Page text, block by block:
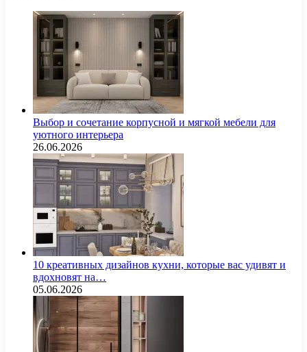
Выбор и сочетание корпусной и мягкой мебели для
уютного интерьера
26.06.2026
10 креативных дизайнов кухни, которые вас удивят и
вдохновят на…
05.06.2026